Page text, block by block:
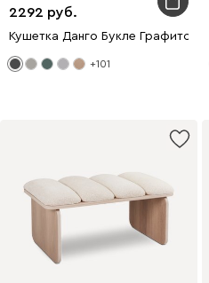
2292
Кушетка Данго Букле Графитовый
+101